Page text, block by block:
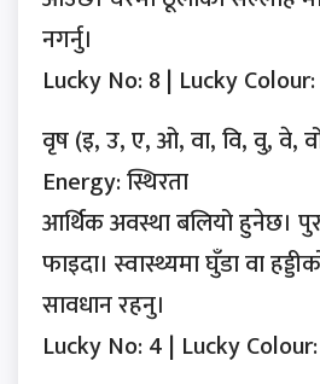
नगर्नु।
Lucky No: 8 | Lucky Colour:
वृष (इ, उ, ए, ओ, वा, वि, वु, वे,
Energy: स्थिरता
आर्थिक अवस्था बलियो हुनेछ।
फाइदा। स्वास्थ्यमा घुँडा वा
सावधान रहनु।
Lucky No: 4 | Lucky